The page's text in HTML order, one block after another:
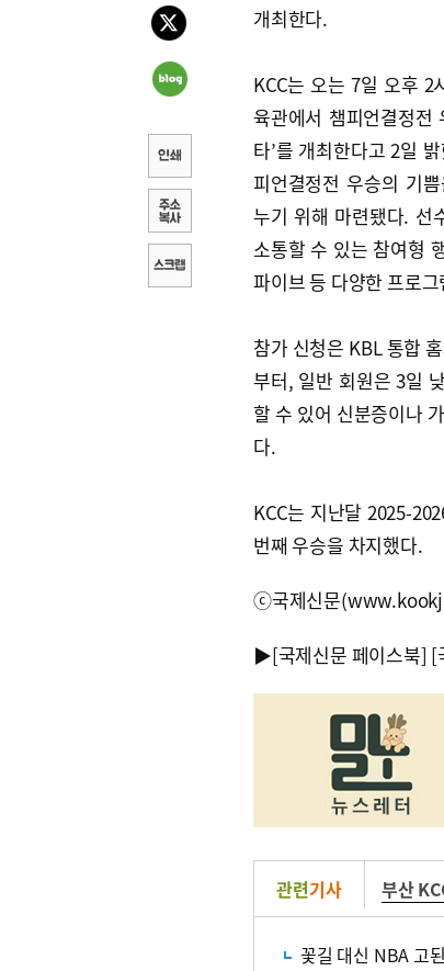
개최한다.
KCC는 오는 7일 오후 2
육관에서 챔피언결정전
타’를 개최한다고 2일
피언결정전 우승의 기
누기 위해 마련됐다. 선
소통할 수 있는 참여형
파이브 등 다양한 프로
참가 신청은 KBL 통합
부터, 일반 회원은 3일
할 수 있어 신분증이나
다.
KCC는 지난달 2025-
번째 우승을 차지했다.
ⓒ국제신문
▶[국제신문 페이스북] [
관련기사 부산
꽃길 대신 NBA 고